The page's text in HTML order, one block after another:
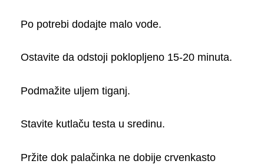
Po potrebi dodajte malo vode.
Ostavite da odstoji poklopljeno 15-20 minuta.
Podmažite uljem tiganj.
Stavite kutlaču testa u sredinu.
Pržite dok palačinka ne dobije crvenkasto